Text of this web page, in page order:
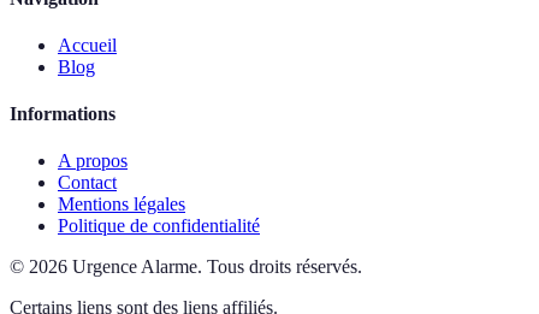
Accueil
Blog
Informations
A propos
Contact
Mentions légales
Politique de confidentialité
© 2026 Urgence Alarme. Tous droits réservés.
Certains liens sont des liens affiliés.